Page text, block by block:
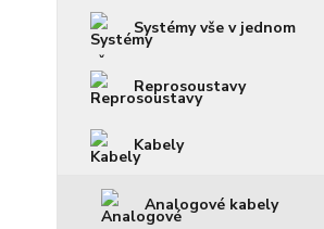
Systémy vše v jednom
Reprosoustavy
Kabely
Analogové kabely